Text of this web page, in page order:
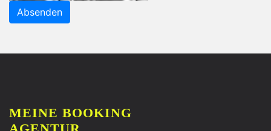
MEINE BOOKING